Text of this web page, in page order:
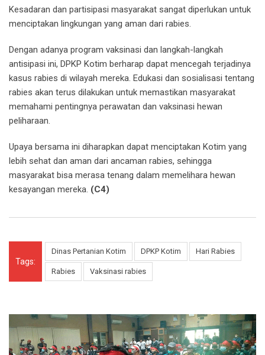
Kesadaran dan partisipasi masyarakat sangat diperlukan untuk
menciptakan lingkungan yang aman dari rabies.
Dengan adanya program vaksinasi dan langkah-langkah
antisipasi ini, DPKP Kotim berharap dapat mencegah terjadinya
kasus rabies di wilayah mereka. Edukasi dan sosialisasi tentang
rabies akan terus dilakukan untuk memastikan masyarakat
memahami pentingnya perawatan dan vaksinasi hewan
peliharaan.
Upaya bersama ini diharapkan dapat menciptakan Kotim yang
lebih sehat dan aman dari ancaman rabies, sehingga
masyarakat bisa merasa tenang dalam memelihara hewan
kesayangan mereka. (C4)
Tags:
Dinas Pertanian Kotim DPKP Kotim Hari Rabies
Rabies Vaksinasi rabies